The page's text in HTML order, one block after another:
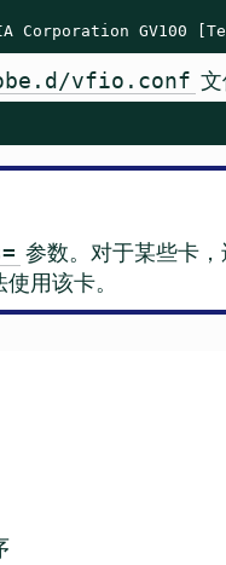
GV100
vfio.conf 文
参数。对于某些卡
用该卡。